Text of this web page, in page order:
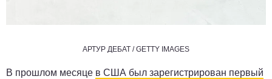
АРТУР ДЕБАТ / GETTY IMAGES
В прошлом месяце в США был зарегистрирован первый